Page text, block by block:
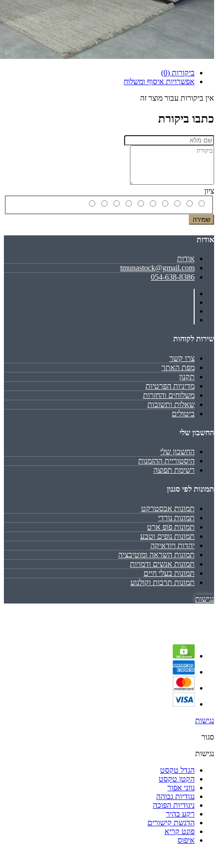
ביקורות (0)
אפשרויות איסוף ומשלוח
אין ביקורות עבור מוצר זה
כתבו ביקורת
ציון
שמירה
אודות
אודות
tmunastock@gmail.com
054-638-8386
שירות לקוחות
צרו קשר
מפת האתר
תקנון
מדיניות הפרטיות
משלוחים והחזרות
שאלות ותשובות
ביטולים
החשבון שלי
החשבון שלי
היסטוריית ההזמנות
רשימת תפוצה
תמונות לפי סגנון
תמונות אבסטרקט
תמונות נורדי
תמונות פופ ארט
תמונות נופים וטבע
יהדות ויודאיקה
תמונות השראה ומוטיבציה
תמונות אנשים ודמויות
תמונות בעלי חיים
תמונות תרבות וקולנוע
נגישות
נגישות
סגור
נגישות
הגדל טקסט
הקטן טקסט
גווני אפור
נגודיות גבוהה
ניגודיות הפוכה
רקע בהיר
הדגשת קישורים
פונט קריא
איפוס